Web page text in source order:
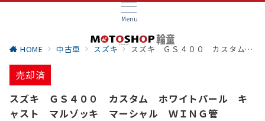
Menu
HOME 中古車 スズキ スズキ ＧＳ４００ カスタム ホワイトパール キャスト マルゾッキ マーシャル ＷＩＮＧ管
売却済
スズキ ＧＳ４００ カスタム ホワイトパール キ
ャスト マルゾッキ マーシャル ＷＩＮＧ管